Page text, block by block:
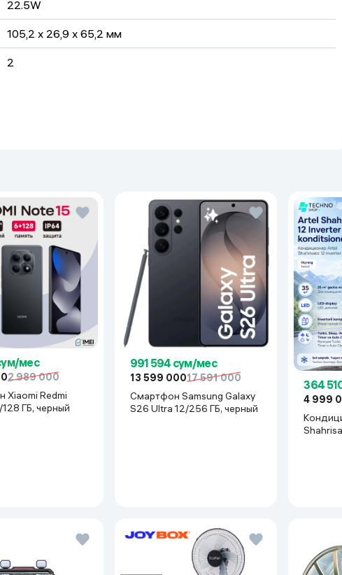
22.5W
105,2 x 26,9 x 65,2 мм
2
мес
2 989 000
ГБ, черный
991 594 сум/мес
13 599 00017 591 000
Смартфон Samsung Galaxy
S26 Ultra 12/256 ГБ, черный
364
4 999